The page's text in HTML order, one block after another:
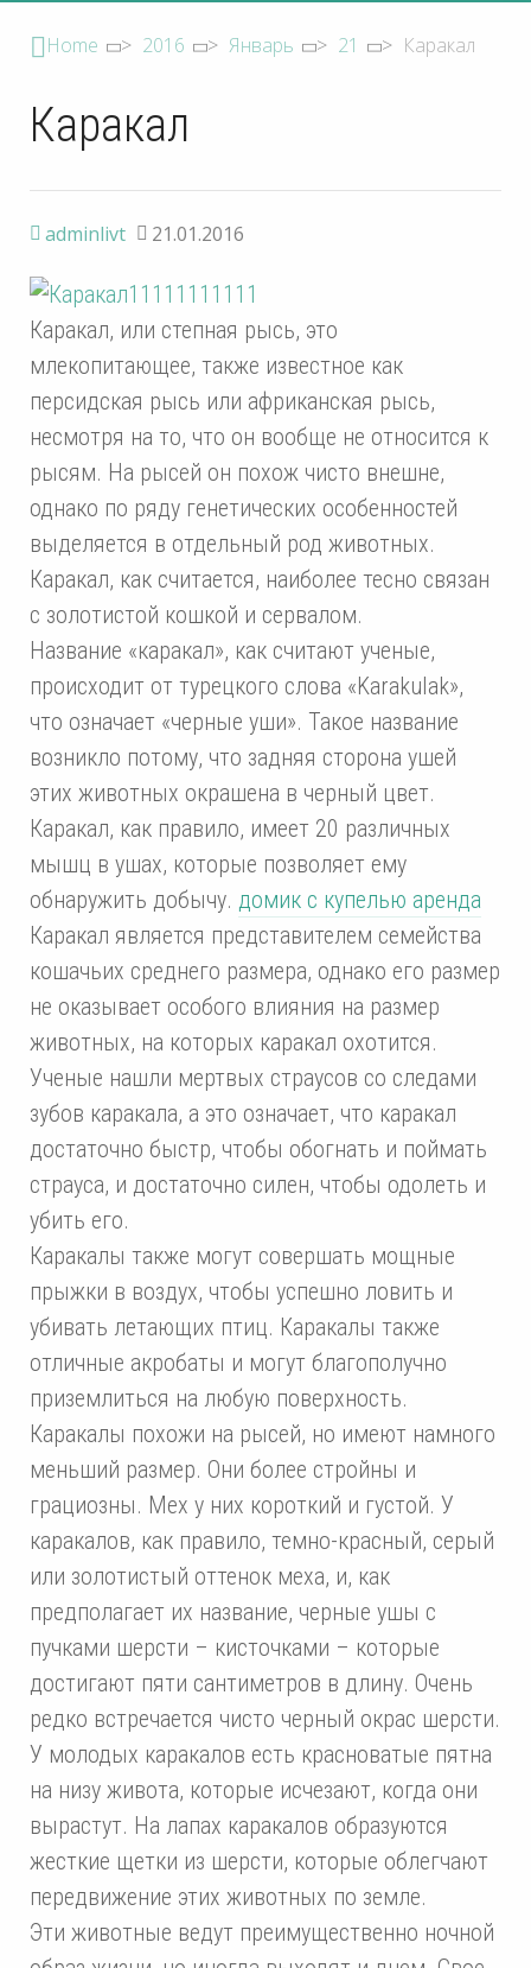
Home > 2016 > Январь > 21 > Каракал
Каракал
adminlivt 21.01.2016
Каракал, или степная рысь, это
млекопитающее, также известное как
персидская рысь или африканская рысь,
несмотря на то, что он вообще не относится к
рысям. На рысей он похож чисто внешне,
однако по ряду генетических особенностей
выделяется в отдельный род животных.
Каракал, как считается, наиболее тесно связан
с золотистой кошкой и сервалом.
Название «каракал», как считают ученые,
происходит от турецкого слова «Karakulak»,
что означает «черные уши». Такое название
возникло потому, что задняя сторона ушей
этих животных окрашена в черный цвет.
Каракал, как правило, имеет 20 различных
мышц в ушах, которые позволяет ему
обнаружить добычу. домик с купелью аренда
Каракал является представителем семейства
кошачьих среднего размера, однако его размер
не оказывает особого влияния на размер
животных, на которых каракал охотится.
Ученые нашли мертвых страусов со следами
зубов каракала, а это означает, что каракал
достаточно быстр, чтобы обогнать и поймать
страуса, и достаточно силен, чтобы одолеть и
убить его.
Каракалы также могут совершать мощные
прыжки в воздух, чтобы успешно ловить и
убивать летающих птиц. Каракалы также
отличные акробаты и могут благополучно
приземлиться на любую поверхность.
Каракалы похожи на рысей, но имеют намного
меньший размер. Они более стройны и
грациозны. Мех у них короткий и густой. У
каракалов, как правило, темно-красный, серый
или золотистый оттенок меха, и, как
предполагает их название, черные ушы с
пучками шерсти – кисточками – которые
достигают пяти сантиметров в длину. Очень
редко встречается чисто черный окрас шерсти.
У молодых каракалов есть красноватые пятна
на низу живота, которые исчезают, когда они
вырастут. На лапах каракалов образуются
жесткие щетки из шерсти, которые облегчают
передвижение этих животных по земле.
Эти животные ведут преимущественно ночной